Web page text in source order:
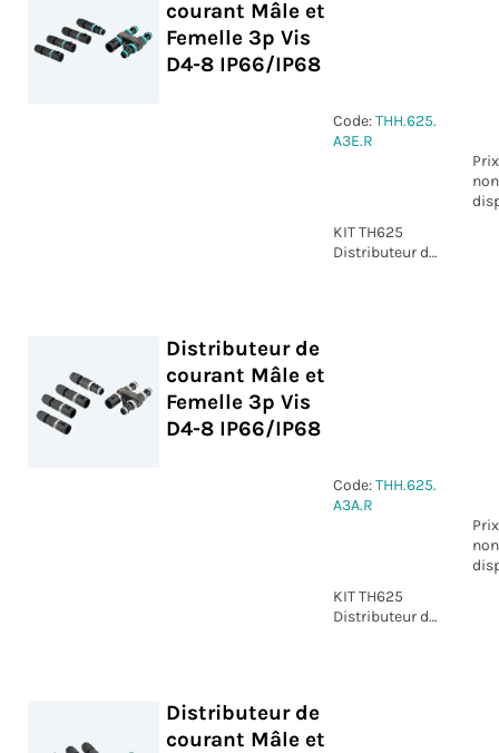
courant Mâle et
Femelle 3p Vis
D4-8 IP66/IP68
Code:THH.625.
A3E.R
Prix
non
KIT TH625
Distributeur de
Distributeur de
courant Mâle et
Femelle 3p Vis
D4-8 IP66/IP68
Code:THH.625.
A3A.R
Prix
non
KIT TH625
Distributeur de
Distributeur de
courant Mâle et